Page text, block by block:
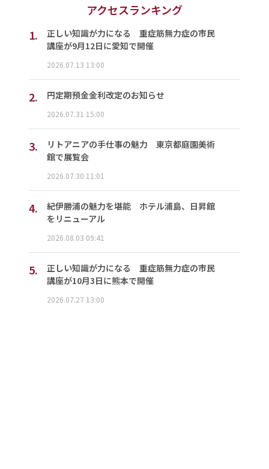
アクセスランキング
1.
正しい知識が力になる 重症筋無力症の市民
講座が9月12日に愛知で開催
2026.07.13 13:00
2. 円定期預金金利改定のお知らせ
2026.07.31 15:00
3.
リトアニアの手仕事の魅力 東京都庭園美術
館で展覧会
2026.07.30 11:01
4.
紀伊勝浦の魅力を堪能 ホテル浦島、日昇館
をリニューアル
2026.08.03 09:41
5.
正しい知識が力になる 重症筋無力症の市民
講座が10月3日に熊本で開催
2026.07.27 13:00